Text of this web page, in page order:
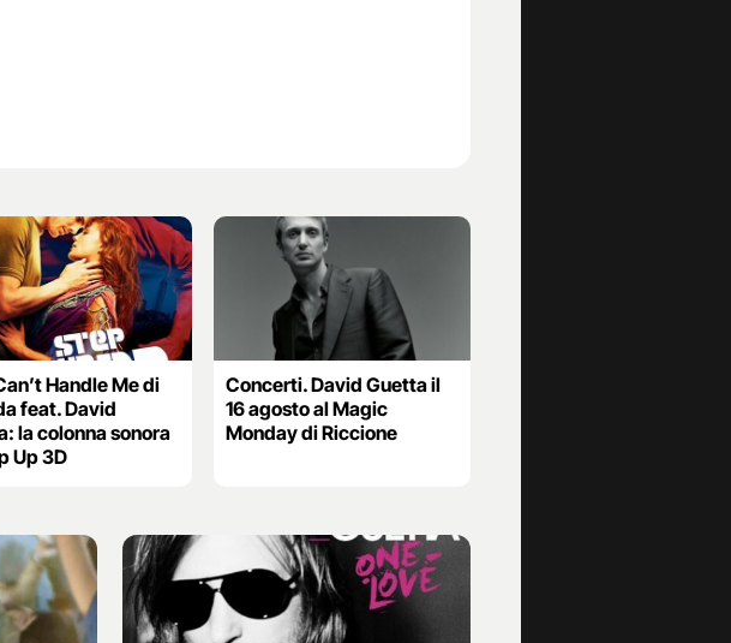
Handle Me di
feat. David
la colonna sonora
Up 3D
Concerti. David Guetta il
16 agosto al Magic
Monday di Riccione